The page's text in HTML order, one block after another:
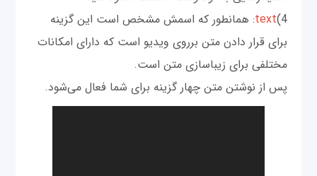
4)
text: همانطور که اسمش مشخص است این گزینه
برای قرار دادن متن برروی ویدیو است که دارای امکانات
مختلفی برای زیباسازی متن است.
پس از نوشتن متن چهار گزینه برای شما فعال می‌شود.